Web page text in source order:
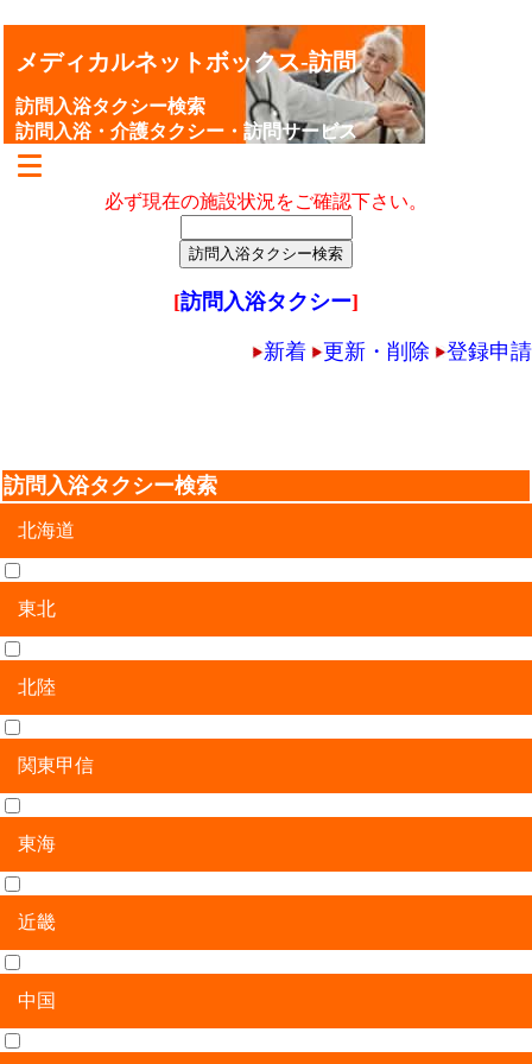
メディカルネットボックス-訪問
訪問入浴タクシー検索
訪問入浴・介護タクシー・訪問サービス
必ず現在の施設状況をご確認下さい。
[訪問入浴タクシー]
新着 更新・削除 登録申請
訪問入浴タクシー検索
北海道
北海道
東北
青森県
岩手県
宮城県
秋田県
山形県
福島県
北陸
新潟県
富山県
石川県
福井県
関東甲信
茨城県
栃木県
群馬県
埼玉県
千葉県
東京都
神奈川県
山梨県
長野県
東海
岐阜県
静岡県
愛知県
三重県
近畿
滋賀県
京都府
大阪府
兵庫県
奈良県
和歌山県
中国